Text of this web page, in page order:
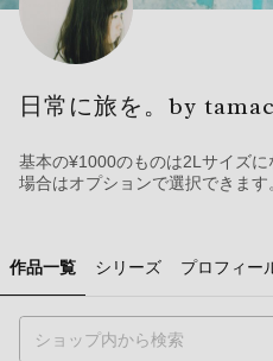
日常に旅を。by
基本の¥1000のものは2Lサイズ
場合はオプションで選択できます
作品一覧 シリーズ プロフィー